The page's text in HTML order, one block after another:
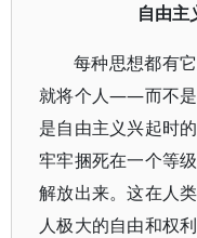
自由主
每种思想都有
就将个人——而不
是自由主义兴起时
牢牢捆死在一个等
解放出来。这在人
人极大的自由和权